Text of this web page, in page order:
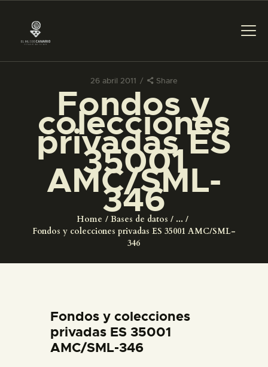
26 abril 2011 Share
Fondos y
colecciones
privadas ES
35001
AMC/SML-
346
Home Bases de datos
...
Fondos y colecciones privadas ES 35001 AMC/SML-
346
PREPARAR LA VISITA
ACTIVIDADES
█
EL MUSEO
COLECCIONES
ESPAÑOL
PREPARAR LA VISITA
Fondos y colecciones
privadas ES 35001
AMC/SML-346